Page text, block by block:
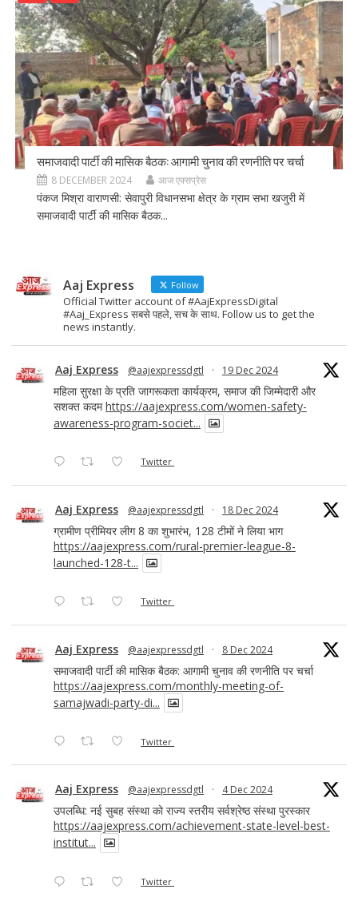
समाजवादी पार्टी की मासिक बैठक: आगामी चुनाव की रणनीति पर चर्चा
8 DECEMBER 2024 आज एक्सप्रेस
पंकज मिश्रा वाराणसी: सेवापुरी विधानसभा क्षेत्र के ग्राम सभा खजुरी में
समाजवादी पार्टी की मासिक बैठक...
Aaj Express Follow
Official Twitter account of #AajExpressDigital
#Aaj_Express सबसे पहले, सच के साथ. Follow us to get the
news instantly.
Aaj Express @aajexpressdgtl · 19 Dec 2024
महिला सुरक्षा के प्रति जागरूकता कार्यक्रम, समाज की जिम्मेदारी और
सशक्त कदमhttps://aajexpress.com/women-safety-
awareness-program-societ...
Twitter
Aaj Express @aajexpressdgtl · 18 Dec 2024
ग्रामीण प्रीमियर लीग 8 का शुभारंभ, 128 टीमों ने लिया भाग
https://aajexpress.com/rural-premier-league-8-
launched-128-t...
Twitter
Aaj Express @aajexpressdgtl · 8 Dec 2024
समाजवादी पार्टी की मासिक बैठक: आगामी चुनाव की रणनीति पर चर्चा
https://aajexpress.com/monthly-meeting-of-
samajwadi-party-di...
Twitter
Aaj Express @aajexpressdgtl · 4 Dec 2024
उपलब्धि: नई सुबह संस्था को राज्य स्तरीय सर्वश्रेष्ठ संस्था पुरस्कार
https://aajexpress.com/achievement-state-level-best-
institut...
Twitter